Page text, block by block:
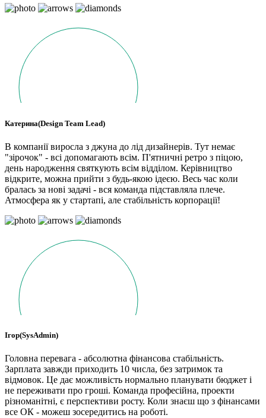
Катерина(Design Team Lead)
В компанії виросла з джуна до лід дизайнерів. Тут немає
"зірочок" - всі допомагають всім. П'ятничні ретро з піцою,
день народження святкують всім відділом. Керівництво
відкрите, можна прийти з будь-якою ідеєю. Весь час коли
бралась за нові задачі - вся команда підставляла плече.
Атмосфера як у стартапі, але стабільність корпорації!
Ігор(SysAdmin)
Головна перевага - абсолютна фінансова стабільність.
Зарплата завжди приходить 10 числа, без затримок та
відмовок. Це дає можливість нормально планувати бюджет і
не переживати про гроші. Команда професійна, проекти
різноманітні, є перспективи росту. Коли знаєш що з фінансами
все ОК - можеш зосередитись на роботі.